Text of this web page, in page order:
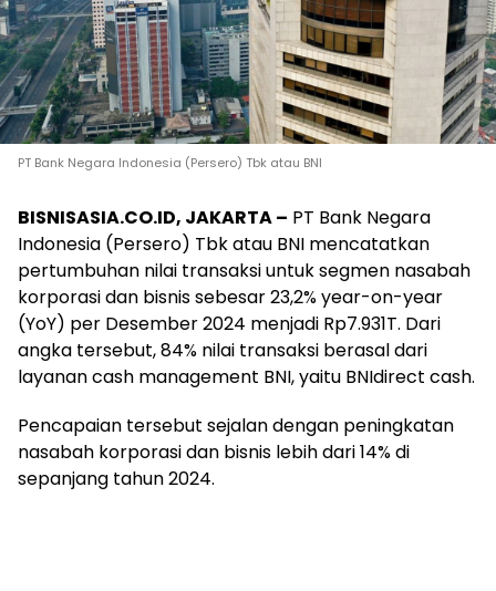
PT Bank Negara Indonesia (Persero) Tbk atau BNI
BISNISASIA.CO.ID, JAKARTA – PT Bank Negara
Indonesia (Persero) Tbk atau BNI mencatatkan
pertumbuhan nilai transaksi untuk segmen nasabah
korporasi dan bisnis sebesar 23,2% year-on-year
(YoY) per Desember 2024 menjadi Rp7.931T. Dari
angka tersebut, 84% nilai transaksi berasal dari
layanan cash management BNI, yaitu BNIdirect cash.
Pencapaian tersebut sejalan dengan peningkatan
nasabah korporasi dan bisnis lebih dari 14% di
sepanjang tahun 2024.